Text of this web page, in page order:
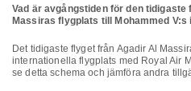
Vad är avgångstiden för den tidigaste
Massiras flygplats till Mohammed
Det tidigaste flyget från Agadir Al Massiras flygplats till Mohammed V:s
internationella flygplats med Royal Air
se detta schema och jämföra andra